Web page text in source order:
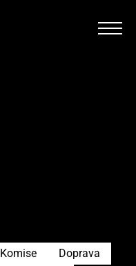
Komise
Doprava